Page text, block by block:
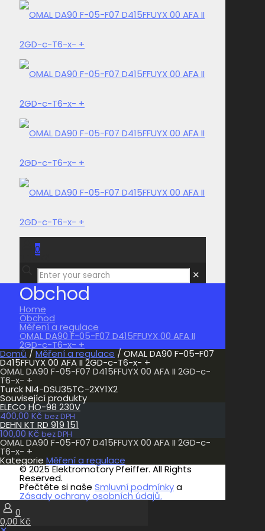
0
0,00 Kč
✕
Obchod
Home
Obchod
Měření a regulace
OMAL DA90 F-05-F07 D415FFUYX 00 AFA II
2GD-c-T6-x- +
Domů / Měření a regulace / OMAL DA90 F-05-F07
D415FFUYX 00 AFA II 2GD-c-T6-x- +
OMAL DA90 F-05-F07 D415FFUYX 00 AFA II 2GD-c-
T6-x- +
Turck NI4-DSU35TC-2XY1X2
Související produkty
ELECO HO-98 230V
400,00 Kč bez DPH
DEHN KT RD 919 151
100,00 Kč bez DPH
OMAL DA90 F-05-F07 D415FFUYX 00 AFA II 2GD-c-
T6-x- +
Kategorie Měření a regulace
© 2025 Elektromotory Pfeiffer. All Rights
Reserved.
Přečtěte si naše Smluvní podmínkya
Zásady ochrany osobních údajů.
0
0,00 Kč